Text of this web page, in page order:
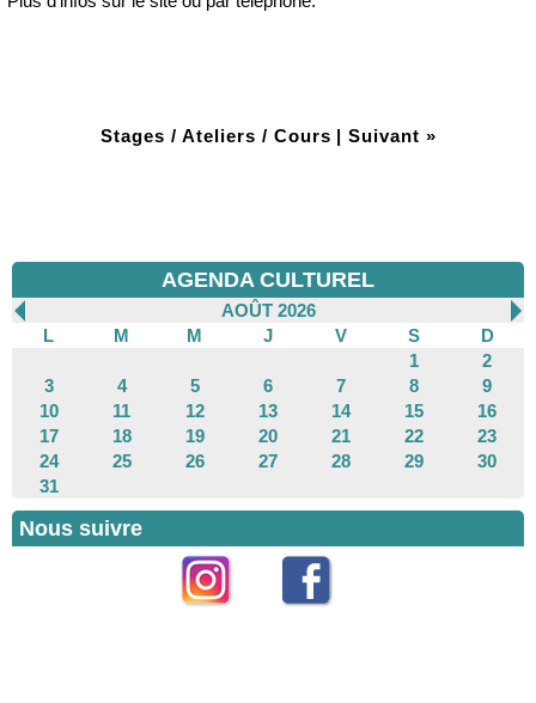
Stages / Ateliers / Cours | Suivant »
AGENDA CULTUREL
AOÛT 2026
L
M M J V S
D
1
2
3
4 5 6 7 8
9
10
11 12 13 14 15
16
17
18 19 20 21 22
23
24
25 26 27 28 29
30
31
Nous suivre